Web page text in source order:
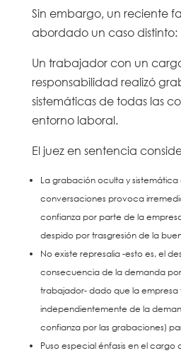
Sin embargo, un reciente
abordado un caso distinto:
Un trabajador con un
responsabilidad realizó
sistemáticas de todas las
entorno laboral.
El juez en sentencia
La grabación oculta y sistemática
conversaciones provoca
confianza por parte de la
despido por trasgresión de la
No existe represalia -esto es, el
consecuencia de la demanda
trabajador- dado que la empresa
independientemente de la
confianza por las grabaciones)
Puso especial énfasis en el cargo